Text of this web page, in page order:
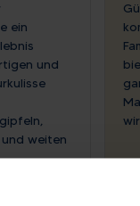
ein
und
weiten